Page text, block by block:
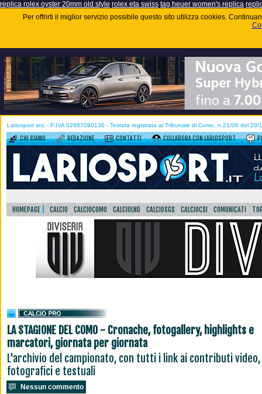
replica rolex oyster 20mm old style rolex eta swiss tag heuer women's replica
Per offrirti il miglior servizio possibile questo sito utilizza cookies.
Lariosport snc - P.IVA 02687090130 - Testata registrata al Tribunale di Como, n.21/06 del 29/
CHI SIAMO REDAZIONE CONTATTI COLLABORA CON LARIOSPORT
HOMEPAGE CALCIO CALCIOCOMO CALCIOLND CALCIOSGS CALCIOCSI COMUNICATI
LA STAGIONE DEL COMO - Cronache, fotogallery, highlights e
marcatori, giornata per giornata
L'archivio del campionato, con tutti i link ai contributi video,
fotografici e testuali
Nessun commento